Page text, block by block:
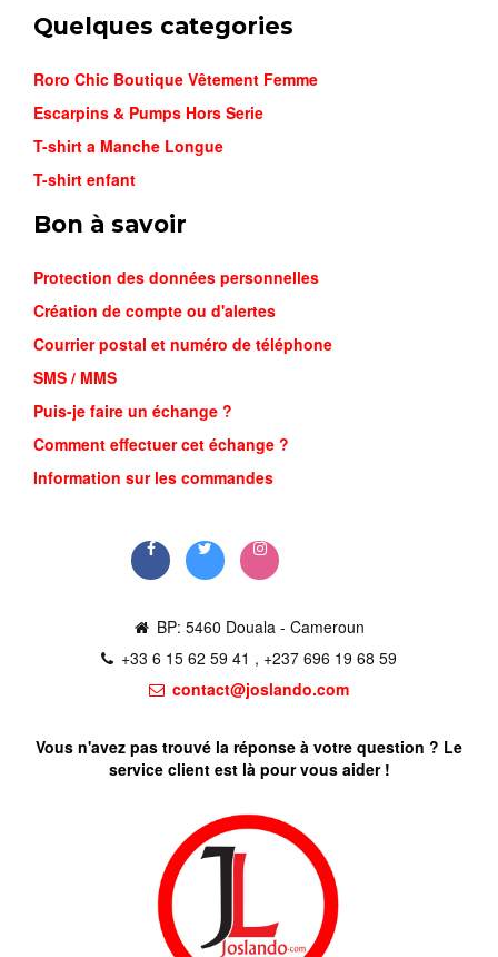
16,900FCFA
Quelques categories
Roro Chic Boutique Vêtement Femme
Escarpins & Pumps Hors Serie
T-shirt a Manche Longue
T-shirt enfant
Bon à savoir
Protection des données personnelles
Création de compte ou d'alertes
Courrier postal et numéro de téléphone
SMS / MMS
Puis-je faire un échange ?
Comment effectuer cet échange ?
Information sur les commandes
BP: 5460 Douala - Cameroun
+33 6 15 62 59 41 , +237 696 19 68 59
contact@joslando.com
Vous n'avez pas trouvé la réponse à votre question ? Le
service client est là pour vous aider !